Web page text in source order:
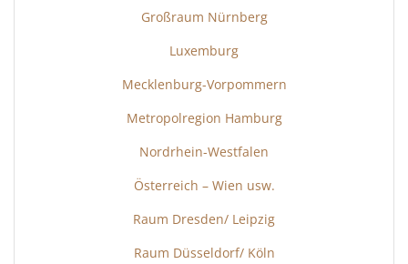
Großraum Nürnberg
Luxemburg
Mecklenburg-Vorpommern
Metropolregion Hamburg
Nordrhein-Westfalen
Österreich – Wien usw.
Raum Dresden/ Leipzig
Raum Düsseldorf/ Köln